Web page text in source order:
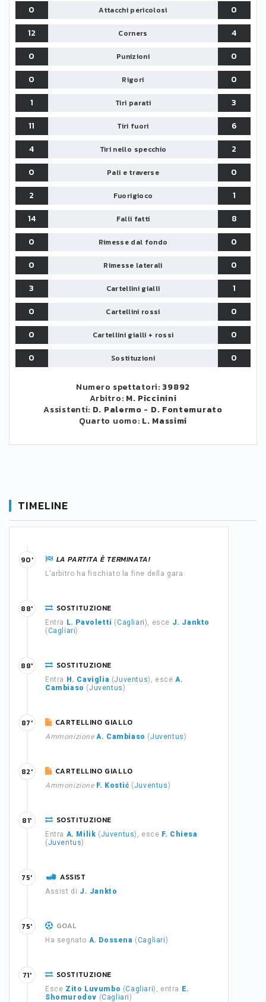
0 Attacchi pericolosi
0
12
Corners
4
0
Punizioni
0
0
Rigori
0
1
Tiri parati
3
11
Tiri fuori
6
4
Tiri nello specchio
2
0
Pali e traverse
0
2
Fuorigioco
1
14
Falli fatti
8
0
Rimesse dal fondo
0
0
Rimesse laterali
0
3
Cartellini gialli
1
0
Cartellini rossi
0
0
Cartellini gialli + rossi
0
0
Sostituzioni 0
Numero spettatori: 39892
Arbitro: M. Piccinini
Assistenti: D. Palermo - D. Fontemurato
Quarto uomo: L. Massimi
TIMELINE
LA PARTITA È TERMINATA!
L'arbitro ha fischiato la fine della gara.
90'
SOSTITUZIONE
Entra L. Pavoletti (Cagliari), esce J. Jankto
(Cagliari)
88'
SOSTITUZIONE
Entra H. Caviglia (Juventus), esceA.
Cambiaso (Juventus)
88'
CARTELLINO GIALLO
Ammonizione A. Cambiaso (Juventus)
87'
CARTELLINO GIALLO
Ammonizione F. Kostić (Juventus)
82'
SOSTITUZIONE
Entra A. Milik (Juventus), esce F. Chiesa
(Juventus)
81'
ASSIST
Assist di J. Jankto
75'
GOAL
Ha segnato A. Dossena (Cagliari)
75'
SOSTITUZIONE
Esce Zito Luvumbo (Cagliari), entra
E.
Shomurodov (Cagliari)
71'